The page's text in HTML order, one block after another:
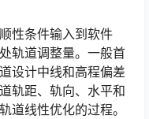
性条件输入到软件
轨道调整量。一般首
设计中线和高程偏差
轨距、轨向、水平和
道线性优化的过程。󠅅󠅃󠄵󠅂󠄪󠇖󠆨󠆨󠇕󠆞󠆒󠅬󠇘󠆭󠆘󠇙󠆝󠅵󠇗󠆭󠆁󠄐󠇗󠅹󠅸󠇖󠆍󠅳󠇖󠅹󠅰󠇖󠆌󠅹